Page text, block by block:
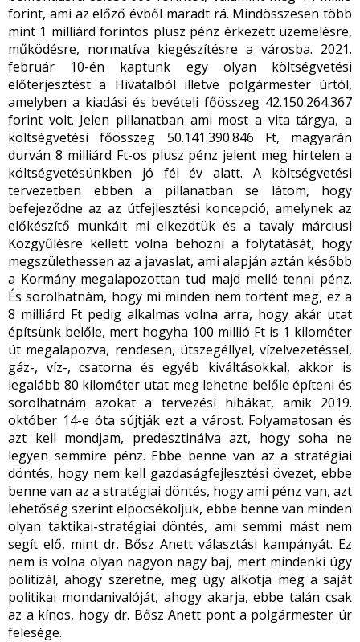
forint, ami az előző évből maradt rá. Mindösszesen több
mint 1 milliárd forintos plusz pénz érkezett üzemelésre,
működésre, normatíva kiegészítésre a városba. 2021.
február 10-én kaptunk egy olyan költségvetési
előterjesztést a Hivatalból illetve polgármester úrtól,
amelyben a kiadási és bevételi főösszeg 42.150.264.367
forint volt. Jelen pillanatban ami most a vita tárgya, a
költségvetési főösszeg 50.141.390.846 Ft, magyarán
durván 8 milliárd Ft-os plusz pénz jelent meg hirtelen a
költségvetésünkben jó fél év alatt. A költségvetési
tervezetben ebben a pillanatban se látom, hogy
befejeződne az az útfejlesztési koncepció, amelynek az
előkészítő munkáit mi elkezdtük és a tavaly márciusi
Közgyűlésre kellett volna behozni a folytatását, hogy
megszülethessen az a javaslat, ami alapján aztán később
a Kormány megalapozottan tud majd mellé tenni pénz.
És sorolhatnám, hogy mi minden nem történt meg, ez a
8 milliárd Ft pedig alkalmas volna arra, hogy akár utat
építsünk belőle, mert hogyha 100 millió Ft is 1 kilométer
út megalapozva, rendesen, útszegéllyel, vízelvezetéssel,
gáz-, víz-, csatorna és egyéb kiváltásokkal, akkor is
legalább 80 kilométer utat meg lehetne belőle építeni és
sorolhatnám azokat a tervezési hibákat, amik 2019.
október 14-e óta sújtják ezt a várost. Folyamatosan és
azt kell mondjam, predesztinálva azt, hogy soha ne
legyen semmire pénz. Ebbe benne van az a stratégiai
döntés, hogy nem kell gazdaságfejlesztési övezet, ebbe
benne van az a stratégiai döntés, hogy ami pénz van, azt
lehetőség szerint elpocsékoljuk, ebbe benne van minden
olyan taktikai-stratégiai döntés, ami semmi mást nem
segít elő, mint dr. Bősz Anett választási kampányát. Ez
nem is volna olyan nagyon nagy baj, mert mindenki úgy
politizál, ahogy szeretne, meg úgy alkotja meg a saját
politikai mondanivalóját, ahogy akarja, ebbe talán csak
az a kínos, hogy dr. Bősz Anett pont a polgármester úr
felesége.